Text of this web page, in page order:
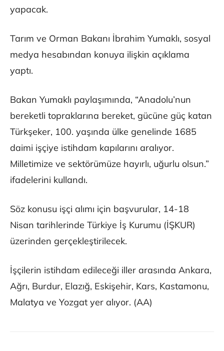
yapacak.
Tarım ve Orman Bakanı İbrahim Yumaklı, sosyal
medya hesabından konuya ilişkin açıklama
yaptı.
Bakan Yumaklı paylaşımında, “Anadolu’nun
bereketli topraklarına bereket, gücüne güç katan
Türkşeker, 100. yaşında ülke genelinde 1685
daimi işçiye istihdam kapılarını aralıyor.
Milletimize ve sektörümüze hayırlı, uğurlu olsun.”
ifadelerini kullandı.
Söz konusu işçi alımı için başvurular, 14-18
Nisan tarihlerinde Türkiye İş Kurumu (İŞKUR)
üzerinden gerçekleştirilecek.
İşçilerin istihdam edileceği iller arasında Ankara,
Ağrı, Burdur, Elazığ, Eskişehir, Kars, Kastamonu,
Malatya ve Yozgat yer alıyor. (AA)